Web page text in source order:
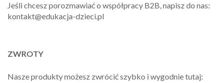
Jeśli chcesz porozmawiać o współpracy B2B, napisz do nas:
kontakt@edukacja-dzieci.pl
ZWROTY
Nasze produkty możesz zwrócić szybko i wygodnie tutaj: